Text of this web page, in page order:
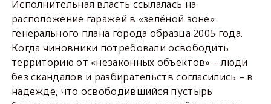
Исполнительная власть ссылалась на
расположение гаражей в «зелёной зоне»
генерального плана города образца 2005 года.
Когда чиновники потребовали освободить
территорию от «незаконных объектов» – люди
без скандалов и разбирательств согласились – в
надежде, что освободившийся пустырь